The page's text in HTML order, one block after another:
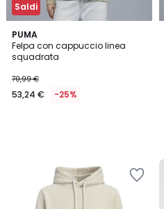
Saldi
PUMA
Felpa con cappuccio linea
squadrata
70,99 €
53,24 € -25%